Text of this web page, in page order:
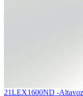
21LEX1600ND -